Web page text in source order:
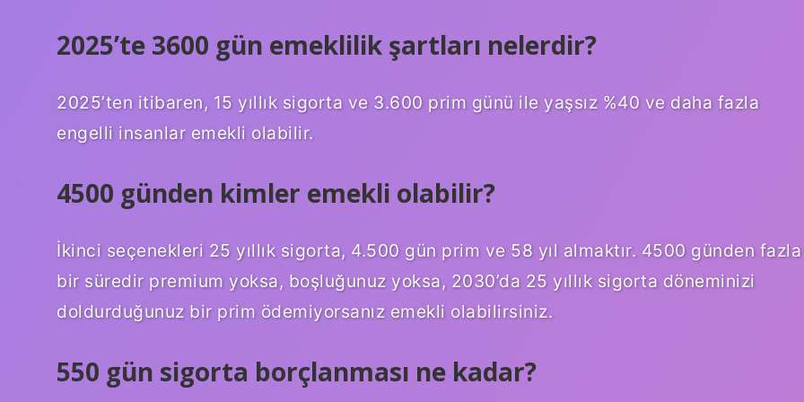
2025’te 3600 gün emeklilik şartları nelerdir?
2025’ten itibaren, 15 yıllık sigorta ve 3.600 prim günü ile yaşsız %40 ve daha fazla
engelli insanlar emekli olabilir.
4500 günden kimler emekli olabilir?
İkinci seçenekleri 25 yıllık sigorta, 4.500 gün prim ve 58 yıl almaktır. 4500 günden fazla
bir süredir premium yoksa, boşluğunuz yoksa, 2030’da 25 yıllık sigorta döneminizi
doldurduğunuz bir prim ödemiyorsanız emekli olabilirsiniz.
550 gün sigorta borçlanması ne kadar?